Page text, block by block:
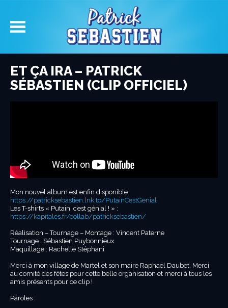
ET ÇA IRA – PATRICK
SÉBASTIEN (CLIP OFFICIEL)
Mon nouvel album est enfin disponible
https://patricksebastien.lnk.to/PutainCestGenial
Les T-shirts « Putain, c’est génial ! » :
https://kapitales.fr/collab/patricksebastien/
Réalisation – Tournage – Montage : Vincent Paterne
Tournage : Sébastien Puybonnieux
Maquillage : Rachelle Stéphani
Merci à mon village de Martel et son maire Raphaël Daubet. Merci
au comité des fêtes pour cette belle organisation et merci à tous les
amis présents pour ce clip !
Paroles :